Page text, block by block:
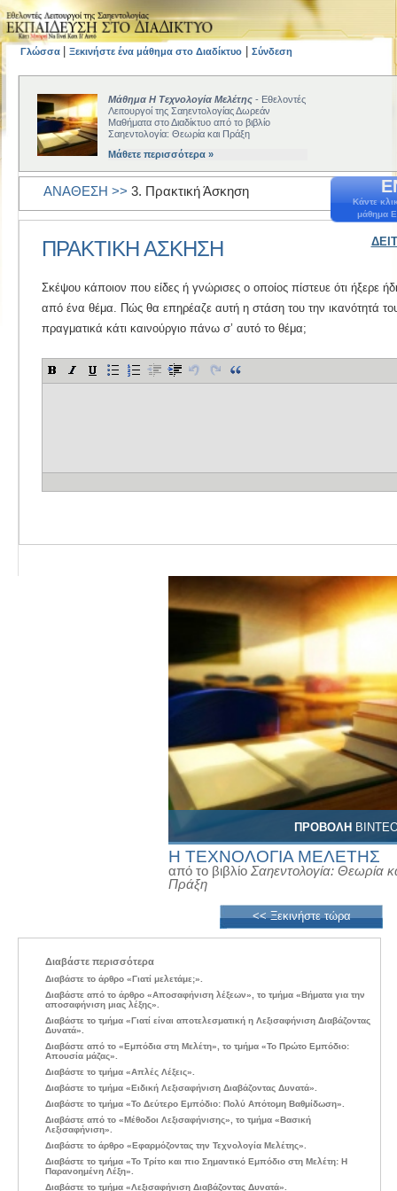
Γλώσσα Ξεκινήστε ένα μάθημα στο Διαδίκτυο Σύνδεση
ΠΡΟΒΟΛΗ
Η ΤΕΧΝΟΛΟΓΙΑ ΜΕΛΕΤΗΣ
από το βιβλίο Σαηεντολογία: Θεωρία
Πράξη
<< Ξεκινήστε τώρα
Μάθημα Η Τεχνολογία Μελέτης - Εθελοντές
Λειτουργοί της Σαηεντολογίας Δωρεάν
Μαθήματα στο Διαδίκτυο από το βιβλίο
Σαηεντολογία: Θεωρία και Πράξη
Μάθετε περισσότερα »
Κάντε
μάθημα
ΑΝΑΘΕΣΗ >> 3. Πρακτική Άσκηση
ΠΡΑΚΤΙΚΗ ΑΣΚΗΣΗ
Σκέψου κάποιον που είδες ή γνώρισες ο οποίος πίστευε ότι ήξερε
από ένα θέμα. Πώς θα επηρέαζε αυτή η στάση του την ικανότητά
πραγματικά κάτι καινούργιο πάνω σ’ αυτό το θέμα;
Διαβάστε περισσότερα
Διαβάστε το άρθρο «Γιατί μελετάμε;».
Διαβάστε από το άρθρο «Αποσαφήνιση λέξεων», το τμήμα «Βήματα για την
αποσαφήνιση μιας λέξης».
Διαβάστε το τμήμα «Γιατί είναι αποτελεσματική η Λεξισαφήνιση Διαβάζοντας
Δυνατά».
Διαβάστε από το «Εμπόδια στη Μελέτη», το τμήμα «Το Πρώτο Εμπόδιο:
Απουσία μάζας».
Διαβάστε το τμήμα «Απλές Λέξεις».
Διαβάστε το τμήμα «Ειδική Λεξισαφήνιση Διαβάζοντας Δυνατά».
Διαβάστε το τμήμα «Το Δεύτερο Εμπόδιο: Πολύ Απότομη Βαθμίδωση».
Διαβάστε από το «Μέθοδοι Λεξισαφήνισης», το τμήμα «Βασική
Λεξισαφήνιση».
Διαβάστε το άρθρο «Εφαρμόζοντας την Τεχνολογία Μελέτης».
Διαβάστε το τμήμα «Το Τρίτο και πιο Σημαντικό Εμπόδιο στη Μελέτη: Η
Παρανοημένη Λέξη».
Διαβάστε το τμήμα «Λεξισαφήνιση Διαβάζοντας Δυνατά».